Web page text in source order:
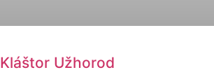
Kláštor Užhorod